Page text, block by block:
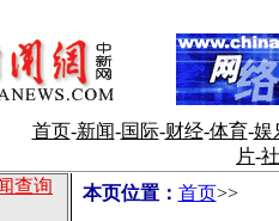
首页-新闻-国际-财经-体育-娱
片-
查询
本页位置： 首页>>